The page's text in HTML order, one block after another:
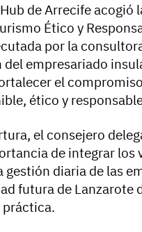
de Arrecife acogió
Ético y
por la
empresariado
el
ético y
el consejero
de integrar los
gestión diaria de las
futura de Lanzarote